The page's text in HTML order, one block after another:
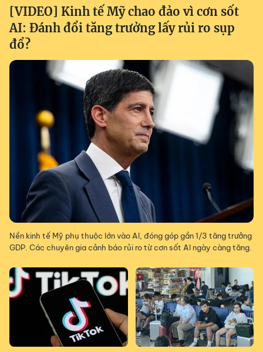
[VIDEO] Kinh tế Mỹ chao đảo vì cơn sốt
AI: Đánh đổi tăng trưởng lấy rủi ro sụp
đổ?
Nền kinh tế Mỹ phụ thuộc lớn vào AI, đóng góp gần 1/3 tăng trưởng
GDP. Các chuyên gia cảnh báo rủi ro từ cơn sốt AI ngày càng tăng.